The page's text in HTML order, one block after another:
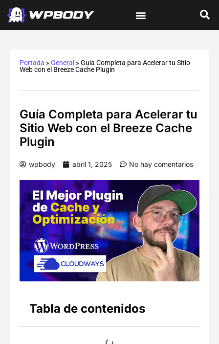
Portada »General »Guía Completa para Acelerar tu Sitio
Web con el Breeze Cache Plugin
Guía Completa para Acelerar tu
Sitio Web con el Breeze Cache
Plugin
wpbody abril 1, 2025 No hay comentarios
Tabla de contenidos